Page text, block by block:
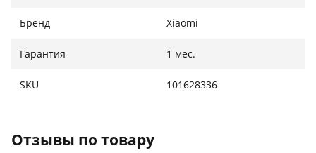
Бренд Xiaomi
Гарантия 1 мес.
SKU 101628336
Отзывы по товару